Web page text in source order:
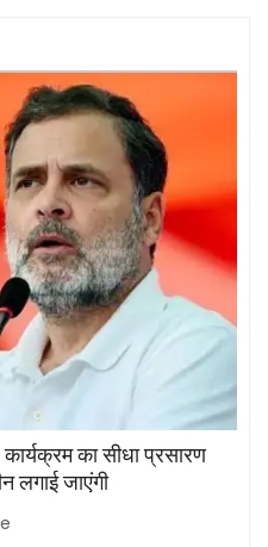
का सीधा प्रसारण
लगाई जाएंगी